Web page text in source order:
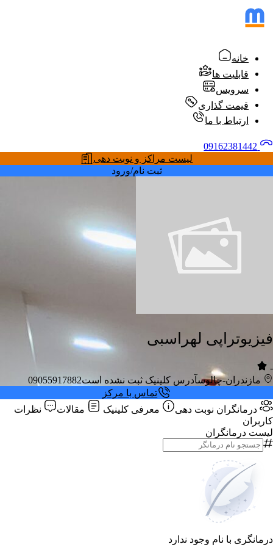
خانه
قابلیت ها
سرویس
قیمت گذاری
ارتباط با ما
لیست مراکز و نوبت دهی
ثبت نام/ورود
فیزیوتراپی لهراسبی
-
مازندران-چالوسآدرس کلینیک ثبت نشده است09055917882
تماس با مرکز
درمانگران نوبت دهی معرفی کلینیک مقالات
نظرات
کاربران
لیست درمانگران
درمانگری با نام وجود ندارد